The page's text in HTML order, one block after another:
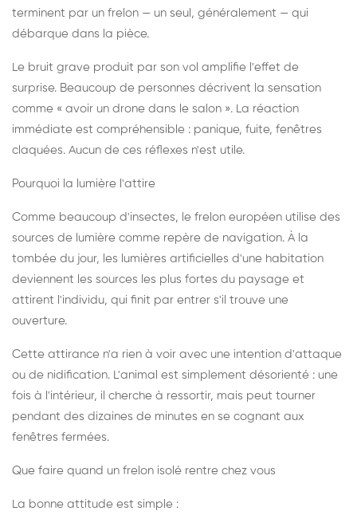
terminent par un frelon — un seul, généralement — qui
débarque dans la pièce.
Le bruit grave produit par son vol amplifie l'effet de
surprise. Beaucoup de personnes décrivent la sensation
comme « avoir un drone dans le salon ». La réaction
immédiate est compréhensible : panique, fuite, fenêtres
claquées. Aucun de ces réflexes n'est utile.
Pourquoi la lumière l'attire
Comme beaucoup d'insectes, le frelon européen utilise des
sources de lumière comme repère de navigation. À la
tombée du jour, les lumières artificielles d'une habitation
deviennent les sources les plus fortes du paysage et
attirent l'individu, qui finit par entrer s'il trouve une
ouverture.
Cette attirance n'a rien à voir avec une intention d'attaque
ou de nidification. L'animal est simplement désorienté : une
fois à l'intérieur, il cherche à ressortir, mais peut tourner
pendant des dizaines de minutes en se cognant aux
fenêtres fermées.
Que faire quand un frelon isolé rentre chez vous
La bonne attitude est simple :